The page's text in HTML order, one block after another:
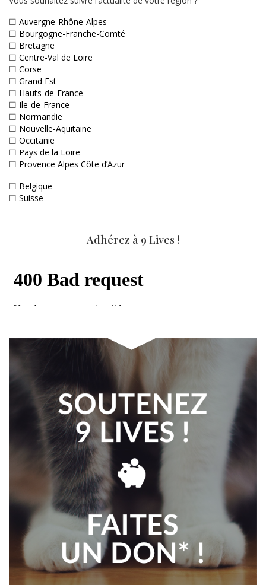
☐ Auvergne-Rhône-Alpes
☐ Bourgogne-Franche-Comté
☐ Bretagne
☐ Centre-Val de Loire
☐ Corse
☐ Grand Est
☐ Hauts-de-France
☐ Ile-de-France
☐ Normandie
☐ Nouvelle-Aquitaine
☐ Occitanie
☐ Pays de la Loire
☐ Provence Alpes Côte d’Azur
☐ Belgique
☐ Suisse
Adhérez à 9 Lives !